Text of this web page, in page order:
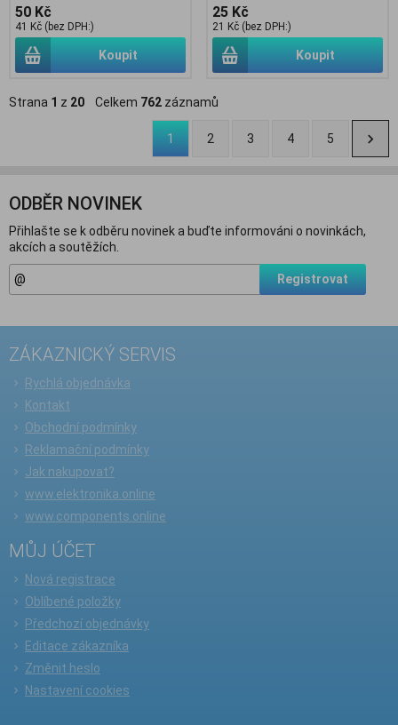
50 Kč
41 Kč (bez DPH:)
Koupit
25 Kč
21 Kč (bez DPH:)
Koupit
Strana 1 z 20 Celkem 762 záznamů
1 2 3 4 5
ODBĚR NOVINEK
Přihlašte se k odběru novinek a buďte informováni o novinkách,
akcích a soutěžích.
Registrovat
ZÁKAZNICKÝ SERVIS
Rychlá objednávka
Kontakt
Obchodní podmínky
Reklamační podmínky
Jak nakupovat?
www.elektronika.online
www.components.online
MŮJ ÚČET
Nová registrace
Oblíbené položky
Předchozí objednávky
Editace zákazníka
Změnit heslo
Nastavení cookies